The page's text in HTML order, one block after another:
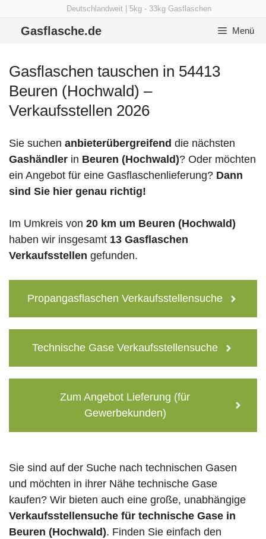
Deutschlandweit | 5kg - 33kg Gasflaschen
Gasflasche.de Menü
Gasflaschen tauschen in 54413
Beuren (Hochwald) –
Verkaufsstellen 2026
Sie suchen anbieterübergreifend die nächsten
Gashändler in Beuren (Hochwald)? Oder möchten
ein Angebot für eine Gasflaschenlieferung? Dann
sind Sie hier genau richtig!
Im Umkreis von 20 km um Beuren (Hochwald)
haben wir insgesamt 13 Gasflaschen
Verkaufsstellen gefunden.
Propangasflaschen Verkaufsstellensuche
Technische Gase Verkaufsstellensuche
Zum Angebot Lieferung (für
Gewerbekunden)
Sie sind auf der Suche nach technischen Gasen
und möchten in ihrer Nähe technische Gase
kaufen? Wir bieten auch eine große, unabhängige
Verkaufsstellensuche für technische Gase in
Beuren (Hochwald). Finden Sie einfach den